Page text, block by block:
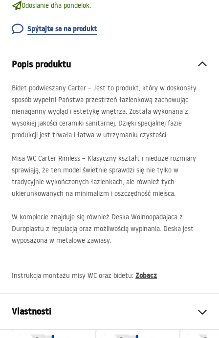
Odoslanie dňa pondelok.
Spýtajte sa na produkt
Popis produktu
Bidet podwieszany Carter – Jest to produkt, który w doskonały
sposób wypełni Państwa przestrzeń łazienkową zachowując
nienaganny wygląd i estetykę wnętrza. Została wykonana z
wysokiej jakości ceramiki sanitarnej. Dzięki specjalnej fazie
produkcji jest trwała i łatwa w utrzymaniu czystości.
Misa WC Carter Rimless – Klasyczny kształt i nieduże rozmiary
sprawiają, że ten model świetnie sprawdzi się nie tylko w
tradycyjnie wykończonych łazienkach, ale również tych
ukierunkowanych na minimalizm i oszczędność miejsca.
W komplecie znajduje się również Deska Wolnoopadajaca z
Duroplastu z regulacją oraz możliwością wypinania. Deska jest
wyposażona w metalowe zawiasy.
Instrukcja montażu misy WC oraz bidetu: Zobacz
Vlastnosti